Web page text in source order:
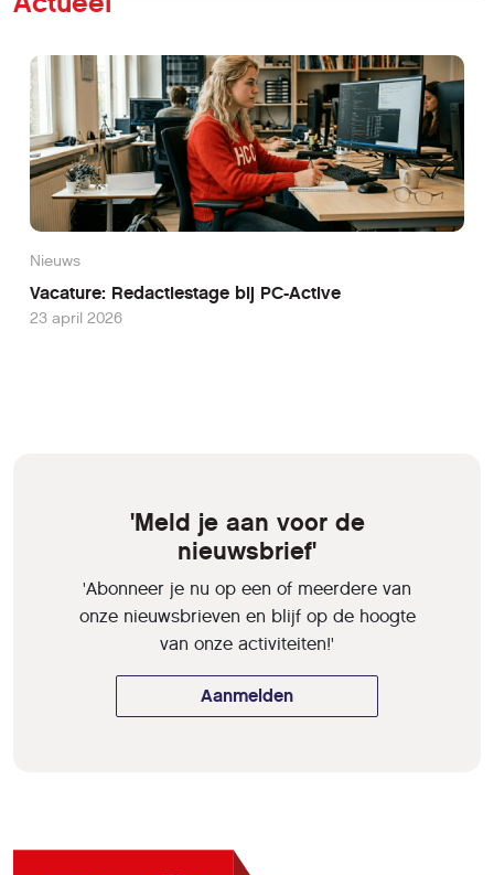
Nieuws
Vacature: Redactiestage bij PC-Active
23 april 2026
'Meld je aan voor de
nieuwsbrief'
'Abonneer je nu op een of meerdere van
onze nieuwsbrieven en blijf op de hoogte
van onze activiteiten!'
Aanmelden